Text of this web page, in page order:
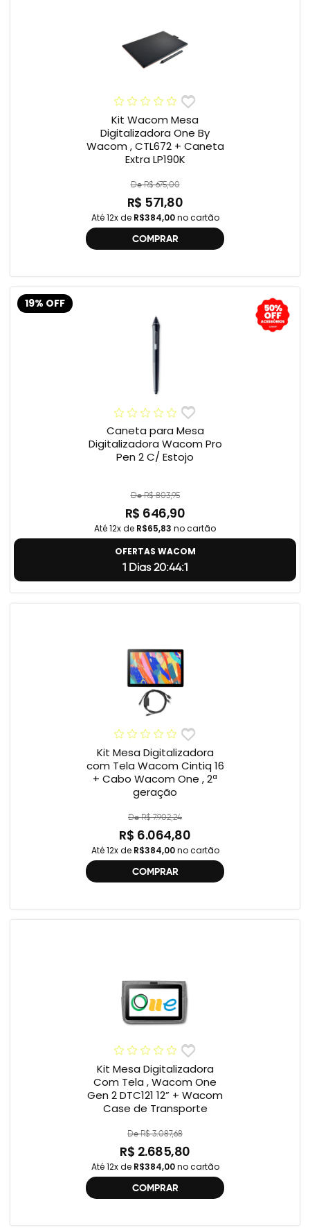
Kit Wacom Mesa
Digitalizadora One By
Wacom , CTL672 + Caneta
Extra LP190K
De R$ 675,00
R$ 571,80
Até 12x de R$384,00no cartão
COMPRAR
19% OFF
Caneta para Mesa
Digitalizadora Wacom Pro
Pen 2 C/ Estojo
De R$ 803,95
R$ 646,90
Até 12x de R$65,83 no cartão
OFERTAS WACOM
1 Dias 20:44:0
Kit Mesa Digitalizadora
com Tela Wacom Cintiq 16
+ Cabo Wacom One , 2ª
geração
De R$ 7.902,24
R$ 6.064,80
Até 12x de R$384,00no cartão
COMPRAR
Kit Mesa Digitalizadora
Com Tela , Wacom One
Gen 2 DTC121 12” + Wacom
Case de Transporte
De R$ 3.087,68
R$ 2.685,80
Até 12x de R$384,00no cartão
COMPRAR